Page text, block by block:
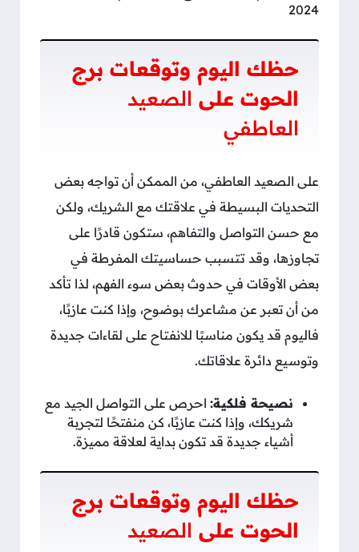
2024
حظك اليوم وتوقعات برج
الحوت على الصعيد
العاطفي
على الصعيد العاطفي، من الممكن أن تواجه بعض
التحديات البسيطة في علاقتك مع الشريك، ولكن
مع حسن التواصل والتفاهم، ستكون قادرًا على
تجاوزها، وقد تتسبب حساسيتك المفرطة في
بعض الأوقات في حدوث بعض سوء الفهم، لذا تأكد
من أن تعبر عن مشاعرك بوضوح، وإذا كنت عازبًا،
فاليوم قد يكون مناسبًا للانفتاح على لقاءات جديدة
وتوسيع دائرة علاقاتك.
نصيحة فلكية: احرص على التواصل الجيد مع
شريكك، وإذا كنت عازبًا، كن منفتحًا لتجربة
أشياء جديدة قد تكون بداية لعلاقة مميزة.
حظك اليوم وتوقعات برج
الحوت على الصعيد